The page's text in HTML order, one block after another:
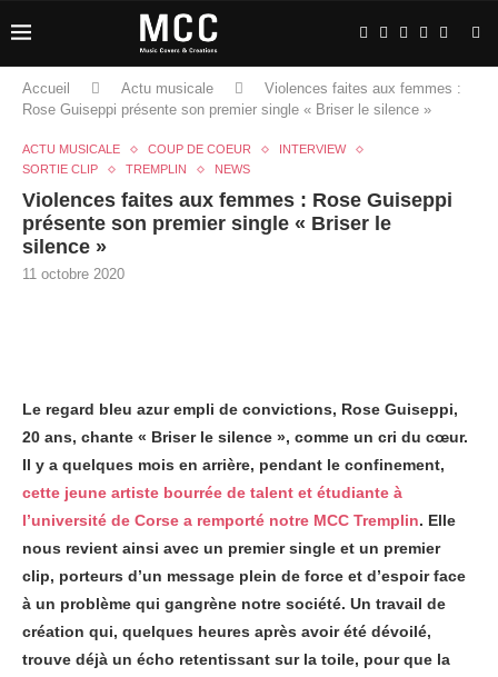
Accueil Actu musicale
Violences faites aux femmes :
Rose Guiseppi présente son premier single « Briser le silence »
ACTU MUSICALE COUP DE COEUR
INTERVIEW
SORTIE CLIP
TREMPLIN NEWS
Violences faites aux femmes : Rose Guiseppi
présente son premier single « Briser le
silence »
11 octobre 2020
Le regard bleu azur empli de convictions, Rose Guiseppi,
20 ans, chante « Briser le silence », comme un cri du cœur.
Il y a quelques mois en arrière, pendant le confinement,
cette jeune artiste bourrée de talent et étudiante à
l’université de Corse a remporté notre MCC Tremplin. Elle
nous revient ainsi avec un premier single et un premier
clip, porteurs d’un message plein de force et d’espoir face
à un problème qui gangrène notre société. Un travail de
création qui, quelques heures après avoir été dévoilé,
trouve déjà un écho retentissant sur la toile, pour que la